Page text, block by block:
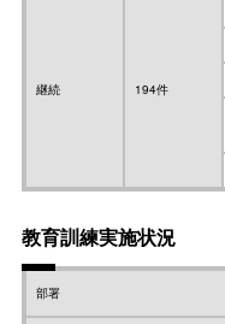
継続 194件
教育訓練実施状況
部署